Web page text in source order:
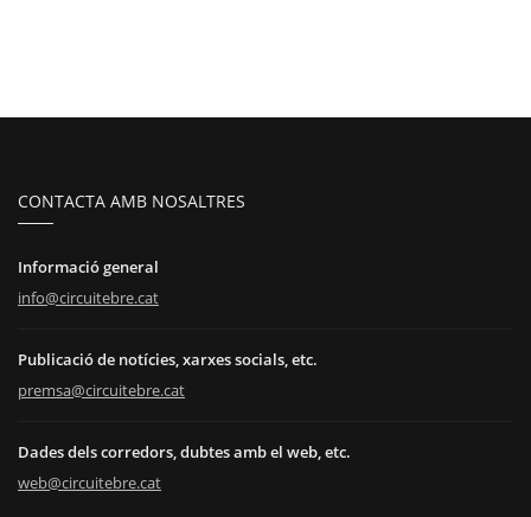
CONTACTA AMB NOSALTRES
Informació general
info@circuitebre.cat
Publicació de notícies, xarxes socials, etc.
premsa@circuitebre.cat
Dades dels corredors, dubtes amb el web, etc.
web@circuitebre.cat